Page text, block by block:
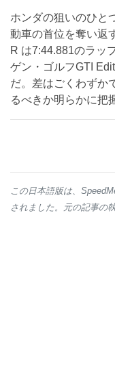
ホンダの狙いのひと
動車の首位を奪い返
R は7:44.881のラッ
ゲン・ゴルフGTI
だ。差はごくわずか
るべきか明らかに把
この日本語版は、
されました。元の記事の